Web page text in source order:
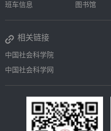
班车信息 图书馆
相关链接
中国社会科学院
中国社会科学网